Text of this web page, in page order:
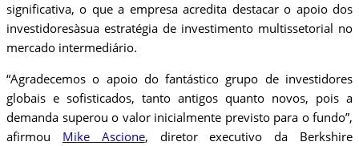
significativa, o que a empresa acredita destacar o apoio dos
investidoresàsua estratégia de investimento multissetorial no
mercado intermediário.
“Agradecemos o apoio do fantástico grupo de investidores
globais e sofisticados, tanto antigos quanto novos, pois a
demanda superou o valor inicialmente previsto para o fundo”,
afirmou Mike Ascione, diretor executivo da Berkshire